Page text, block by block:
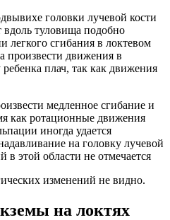
головки лучевой кости
вдоль туловища подобно
легкого сгибания в локтевом
произвести движения в
плач, так как движения
медленное сгибание и
как рота­ционные движения
иногда удается
на головку лучевой
этой области не отмечается
изменений не видно.
на локтях